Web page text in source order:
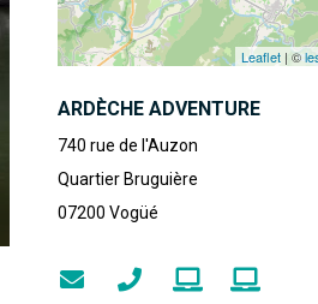
Leaflet | ©
ARDÈCHE ADVENTURE
740 rue de l'Auzon
Quartier Bruguière
07200 Vogüé